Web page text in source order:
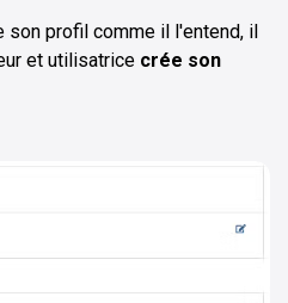
son profil comme il l'entend, il
et utilisatrice crée son